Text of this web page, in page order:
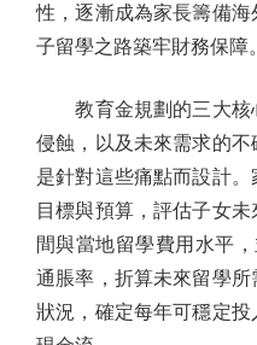
性，逐漸成為家長籌備
子留學之路築牢財務保障。
教育金規劃的三大核
侵蝕，以及未來需求的
是針對這些痛點而設計
目標與預算，評估子女
間與當地留學費用水平
通脹率，折算未來留學
狀況，確定每年可穩定